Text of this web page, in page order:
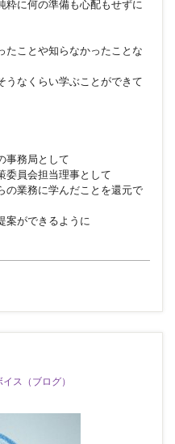
粋に何の準備も心配もせずに
たことや知らなかったことな
うなくらい学ぶことができて
事務局として
委員会担当理事として
の業務に学んだことを還元で
案ができるように
ス（ブログ）